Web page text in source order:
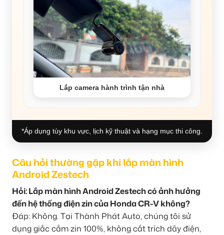
Lắp camera hành trình tận nhà
*Áp dụng tùy khu vực, lịch kỹ thuật và hạng mục thi công.
Câu hỏi thường gặp khi lắp màn hình
Android Zestech
Hỏi: Lắp màn hình Android Zestech có ảnh hưởng
đến hệ thống điện zin của Honda CR-V không?
Đáp: Không. Tại Thành Phát Auto, chúng tôi sử
dụng giắc cắm zin 100%, không cắt trích dây điện,